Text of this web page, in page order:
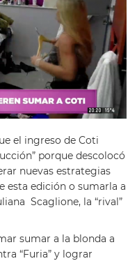
el ingreso de Coti
porque descolocó
nuevas estrategias
esta edición o sumarla a
Scaglione, la “rival”
sumar a la blonda a
“Furia” y lograr